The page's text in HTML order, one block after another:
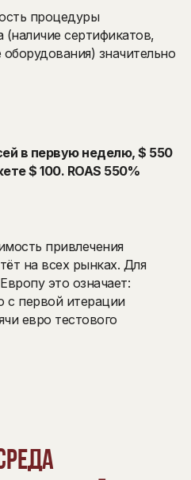
процедуры
(наличие сертификатов,
значительно
в первую неделю, $ 550
$ 100. ROAS 550%
привлечения
на всех рынках. Для
это означает:
с первой итерации
евро тестового